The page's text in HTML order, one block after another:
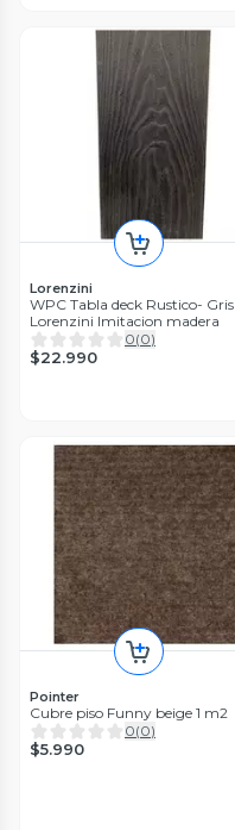
Lorenzini
WPC Tabla deck Rustico- Gris
Lorenzini Imitacion madera
0(0)
$22.990
Pointer
Cubre piso Funny beige 1 m2
0(0)
$5.990